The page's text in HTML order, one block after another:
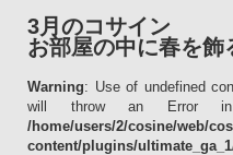
3月のコサイン
お部屋の中に春を
Warning: Use of undefined
will throw an Error
/home/users/2/cosine/web/
content/plugins/